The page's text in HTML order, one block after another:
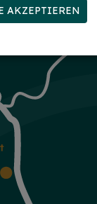
AKZEPTIEREN